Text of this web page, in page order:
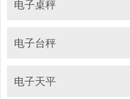
电子桌秤
电子台秤
电子天平